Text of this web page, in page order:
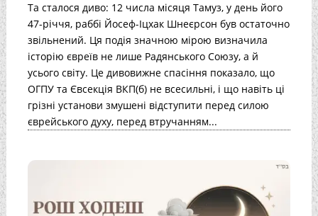
Та сталося диво: 12 числа місяця Тамуз, у день його
47-річчя, раббі Йосеф-Іцхак Шнеєрсон був остаточно
звільнений. Ця подія значною мірою визначила
історію євреїв не лише Радянського Союзу, а й
усього світу. Це дивовижне спасіння показало, що
ОГПУ та Євсекція ВКП(б) не всесильні, і що навіть ці
грізні установи змушені відступити перед силою
єврейського духу, перед втручанням...